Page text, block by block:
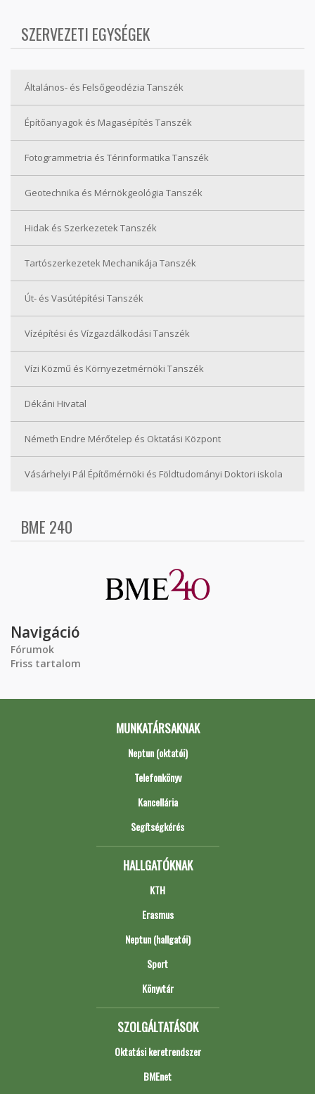
SZERVEZETI EGYSÉGEK
Általános- és Felsőgeodézia Tanszék
Építőanyagok és Magasépítés Tanszék
Fotogrammetria és Térinformatika Tanszék
Geotechnika és Mérnökgeológia Tanszék
Hidak és Szerkezetek Tanszék
Tartószerkezetek Mechanikája Tanszék
Út- és Vasútépítési Tanszék
Vízépítési és Vízgazdálkodási Tanszék
Vízi Közmű és Környezetmérnöki Tanszék
Dékáni Hivatal
Németh Endre Mérőtelep és Oktatási Központ
Vásárhelyi Pál Építőmérnöki és Földtudományi Doktori iskola
BME 240
Navigáció
Fórumok
Friss tartalom
MUNKATÁRSAKNAK
Neptun (oktatói)
Telefonkönyv
Kancellária
Segítségkérés
HALLGATÓKNAK
KTH
Erasmus
Neptun (hallgatói)
Sport
Könyvtár
SZOLGÁLTATÁSOK
Oktatási keretrendszer
BMEnet